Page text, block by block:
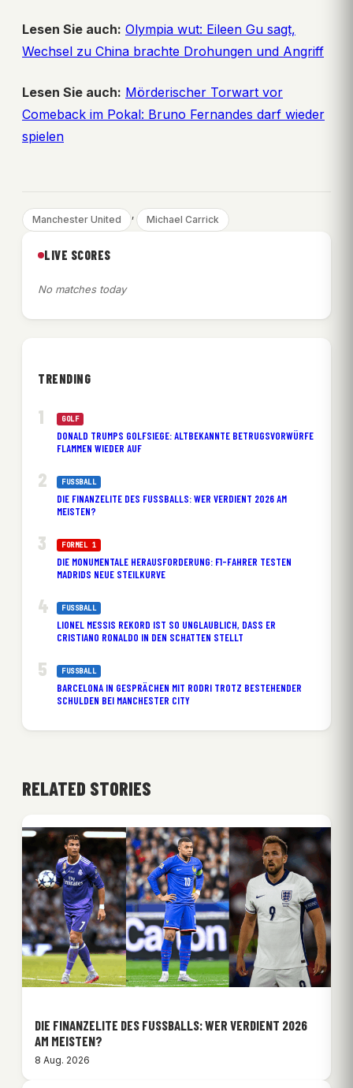
Lesen Sie auch: Olympia wut: Eileen Gu sagt,
Wechsel zu China brachte Drohungen und Angriff
Lesen Sie auch: Mörderischer Torwart vor
Comeback im Pokal: Bruno Fernandes darf wieder
spielen
Manchester United , Michael Carrick
LIVE SCORES
No matches today
TRENDING
GOLF
DONALD TRUMPS GOLFSIEGE: ALTBEKANNTE BETRUGSVORWÜRFE
FLAMMEN WIEDER AUF
FUSSBALL
DIE FINANZELITE DES FUSSBALLS: WER VERDIENT 2026 AM M
EISTEN?
FORMEL 1
DIE MONUMENTALE HERAUSFORDERUNG: F1-FAHRER TESTEN
MADRIDS NEUE STEILKURVE
FUSSBALL
LIONEL MESSIS REKORD IST SO UNGLAUBLICH, DASS ER
CRISTIANO RONALDO IN DEN SCHATTEN STELLT
FUSSBALL
BARCELONA IN GESPRÄCHEN MIT RODRI TROTZ BESTEHENDER
SCHULDEN BEI MANCHESTER CITY
RELATED STORIES
DIE FINANZELITE DES FUSSBALLS: WER VERDIENT 2026 A
M MEISTEN?
8 Aug. 2026